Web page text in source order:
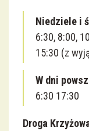
Niedziele i
6:30, 8:00,
15:30 (z
W dni
6:30 17:30
Droga